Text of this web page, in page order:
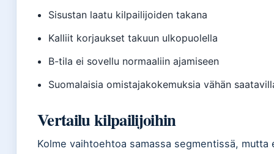
Sisustan laatu kilpailijoiden takana
Kalliit korjaukset takuun ulkopuolella
B-tila ei sovellu normaaliin ajamiseen
Suomalaisia omistajakokemuksia vähän
Vertailu kilpailijoihin
Kolme vaihtoehtoa samassa segmentissä,